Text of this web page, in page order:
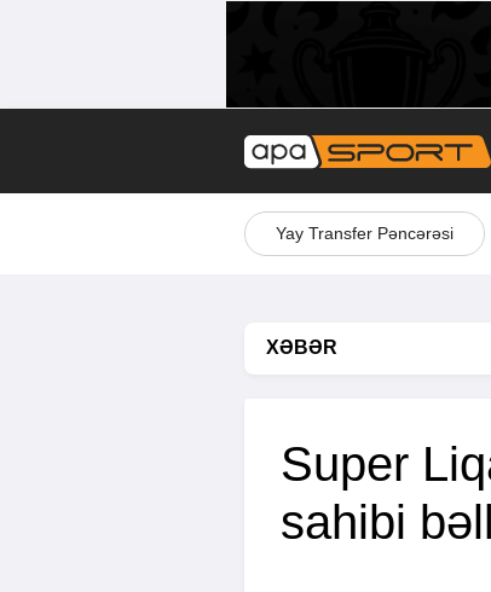
Yay Transfer Pəncərəsi
XƏBƏR
Super
sahibi